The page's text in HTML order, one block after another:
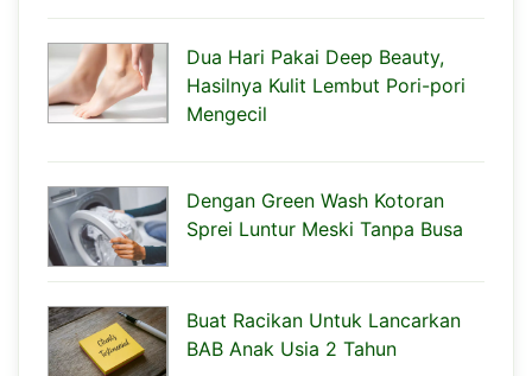
Dua Hari Pakai Deep Beauty,
Hasilnya Kulit Lembut Pori-pori
Mengecil
Dengan Green Wash Kotoran
Sprei Luntur Meski Tanpa Busa
Buat Racikan Untuk Lancarkan
BAB Anak Usia 2 Tahun